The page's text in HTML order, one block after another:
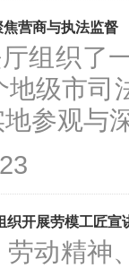
营商与执法监督
组织了
级市司
参观与
织开展劳模工匠宣
动精神